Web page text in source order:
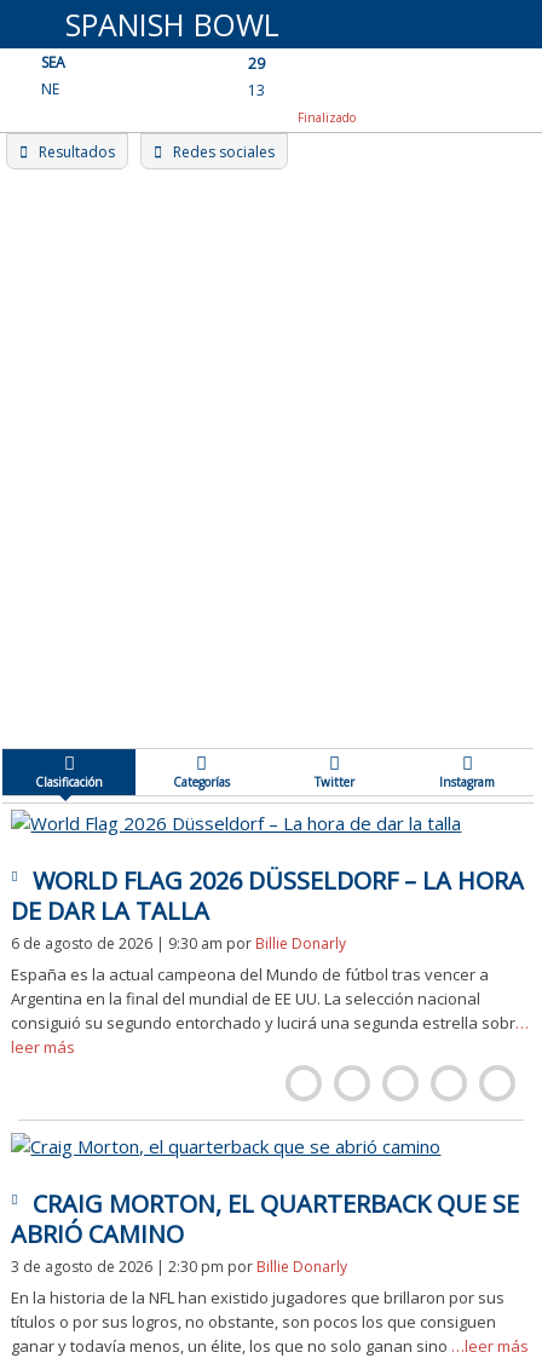
content
SPANISH BOWL
SEA
29
NE
13
Finalizado
Resultados Redes sociales
Clasificación Categorías Twitter Instagram
WORLD FLAG 2026 DÜSSELDORF – LA HORA
DE DAR LA TALLA
6 de agosto de 2026 | 9:30 am por Billie Donarly
España es la actual campeona del Mundo de fútbol tras vencer a
Argentina en la final del mundial de EE UU. La selección nacional
consiguió su segundo entorchado y lucirá una segunda estrella sobr…
leer más
CRAIG MORTON, EL QUARTERBACK QUE SE
ABRIÓ CAMINO
3 de agosto de 2026 | 2:30 pm por Billie Donarly
En la historia de la NFL han existido jugadores que brillaron por sus
títulos o por sus logros, no obstante, son pocos los que consiguen
ganar y todavía menos, un élite, los que no solo ganan sino …leer más